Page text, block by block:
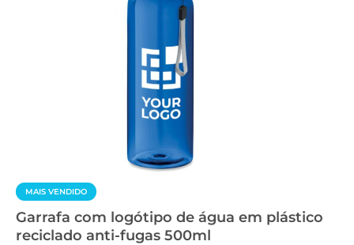
MAIS VENDIDO
Garrafa com logótipo de água em plástico
reciclado anti-fugas 500ml